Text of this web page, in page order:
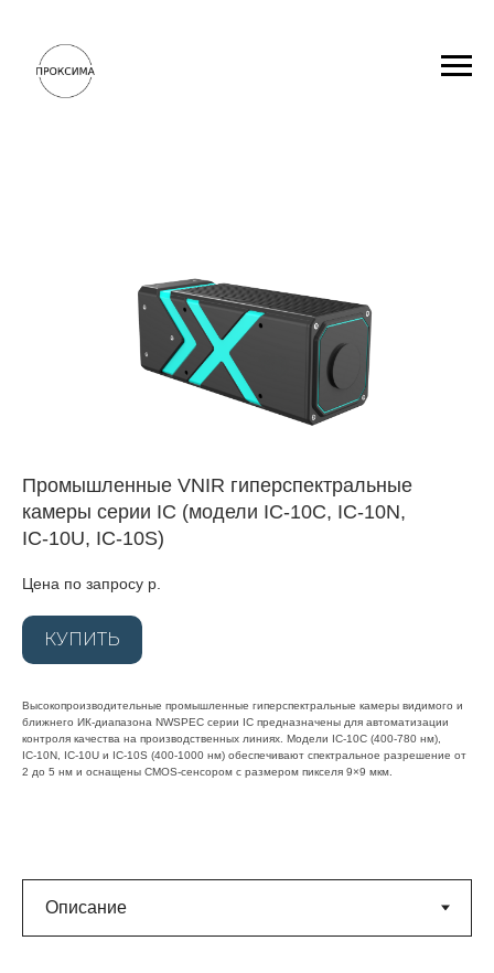
Промышленные VNIR гиперспектральные
камеры серии IC (модели IC‑10C, IC‑10N,
IC‑10U, IC‑10S)
Цена по запросу р.
КУПИТЬ
Высокопроизводительные промышленные гиперспектральные камеры видимого и
ближнего ИК‑диапазона NWSPEC серии IC предназначены для автоматизации
контроля качества на производственных линиях. Модели IC‑10C (400‑780 нм),
IC‑10N, IC‑10U и IC‑10S (400‑1000 нм) обеспечивают спектральное разрешение от
2 до 5 нм и оснащены CMOS‑сенсором с размером пикселя 9×9 мкм.